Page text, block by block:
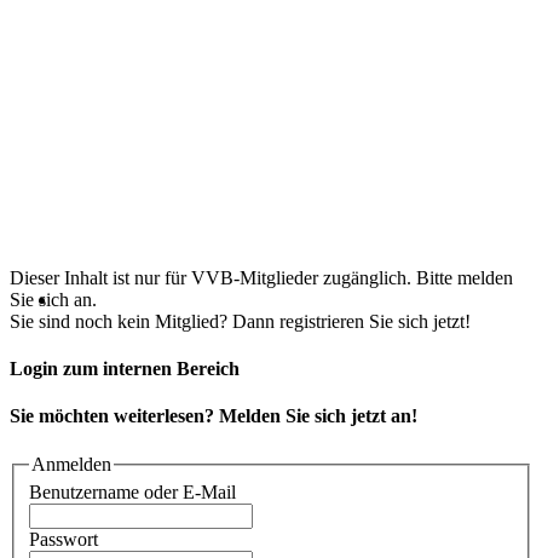
Dieser Inhalt ist nur für VVB-Mitglieder zugänglich. Bitte melden
Sie sich an.
Sie sind noch kein Mitglied? Dann registrieren Sie sich jetzt!
Login zum internen Bereich
Sie möchten weiterlesen? Melden Sie sich jetzt an!
Anmelden
Benutzername oder E-Mail
Passwort